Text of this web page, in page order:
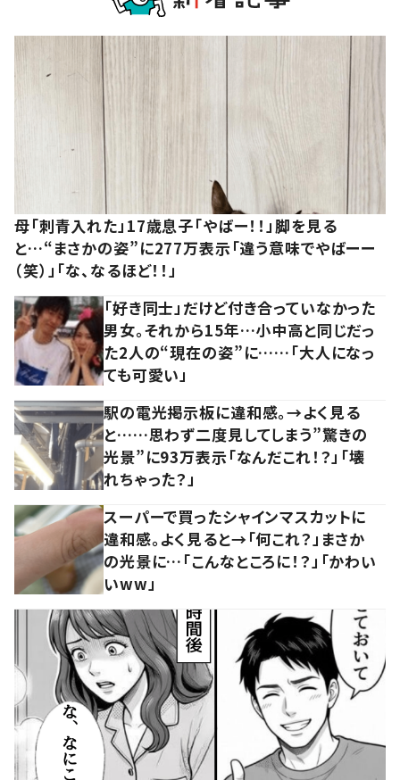
母「刺青入れた」17歳息子「やばー！！」脚を見る
と…“まさかの姿”に277万表示「違う意味でやばーー
（笑）」「な、なるほど！！」
「好き同士」だけど付き合っていなかった
男女。それから15年…小中高と同じだっ
た2人の“現在の姿”に……「大人になっ
ても可愛い」
駅の電光掲示板に違和感。→よく見る
と……思わず二度見してしまう”驚きの
光景”に93万表示「なんだこれ！？」「壊
れちゃった？」
スーパーで買ったシャインマスカットに
違和感。よく見ると→「何これ？」まさか
の光景に…「こんなところに！？」「かわい
いww」